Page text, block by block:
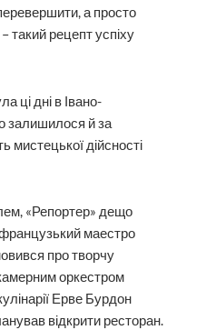
а просто
такий рецепт успіху
ці дні в Івано-
залишилося й за
мистецької дійсності
«Репортер» дещо
маестро
про творчу
оркестром
Ерве Бурдон
відкрити ресторан.